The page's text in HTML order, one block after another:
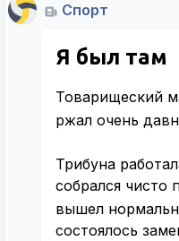
Спорт
Я был там
Товарищеский
ржал очень
Трибуна
собрался чисто
вышел
состоялось